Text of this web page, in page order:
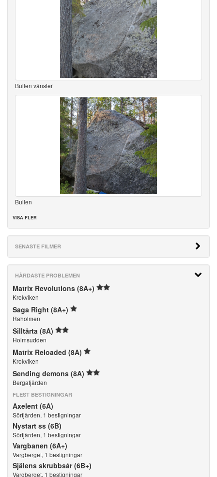
Bullen vänster
Bullen
VISA FLER
SENASTE FILMER
HÅRDASTE PROBLEMEN
Matrix Revolutions (8A+)
Krokviken
Saga Right (8A+)
Raholmen
Silltårta (8A)
Holmsudden
Matrix Reloaded (8A)
Krokviken
Sending demons (8A)
Bergafjärden
FLEST BESTIGNINGAR
Axelent (6A)
Sörfjärden, 1 bestigningar
Nystart ss (6B)
Sörfjärden, 1 bestigningar
Vargbanen (6A+)
Vargberget, 1 bestigningar
Själens skrubbsår (6B+)
Vargberget, 1 bestigningar